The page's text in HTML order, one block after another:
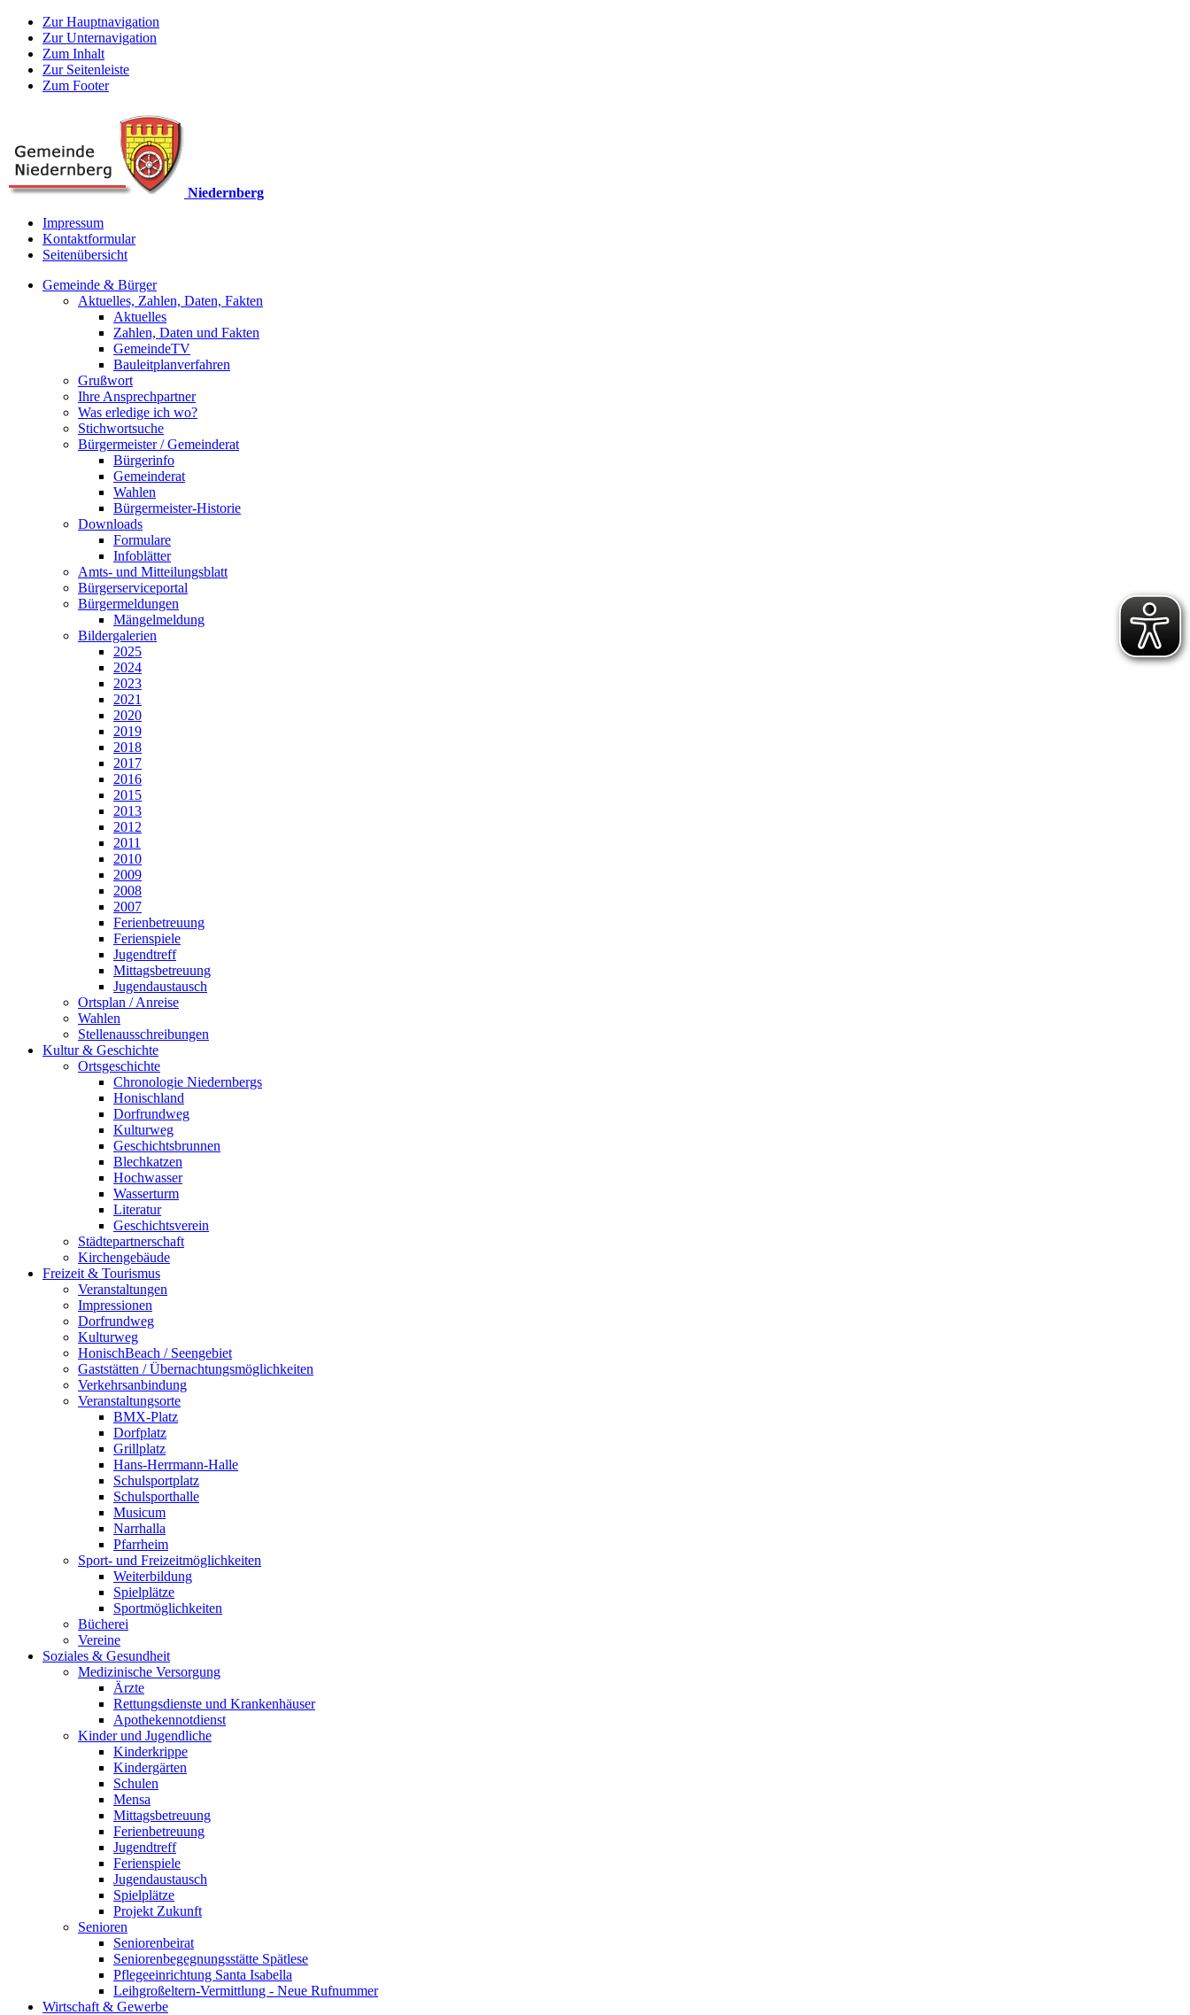
Zur Hauptnavigation
Zur Unternavigation
Zum Inhalt
Zur Seitenleiste
Zum Footer
Niedernberg
Impressum
Kontaktformular
Seitenübersicht
Gemeinde & Bürger
Aktuelles, Zahlen, Daten, Fakten
Aktuelles
Zahlen, Daten und Fakten
GemeindeTV
Bauleitplanverfahren
Grußwort
Ihre Ansprechpartner
Was erledige ich wo?
Stichwortsuche
Bürgermeister / Gemeinderat
Bürgerinfo
Gemeinderat
Wahlen
Bürgermeister-Historie
Downloads
Formulare
Infoblätter
Amts- und Mitteilungsblatt
Bürgerserviceportal
Bürgermeldungen
Mängelmeldung
Bildergalerien
2025
2024
2023
2021
2020
2019
2018
2017
2016
2015
2013
2012
2011
2010
2009
2008
2007
Ferienbetreuung
Ferienspiele
Jugendtreff
Mittagsbetreuung
Jugendaustausch
Ortsplan / Anreise
Wahlen
Stellenausschreibungen
Kultur & Geschichte
Ortsgeschichte
Chronologie Niedernbergs
Honischland
Dorfrundweg
Kulturweg
Geschichtsbrunnen
Blechkatzen
Hochwasser
Wasserturm
Literatur
Geschichtsverein
Städtepartnerschaft
Kirchengebäude
Freizeit & Tourismus
Veranstaltungen
Impressionen
Dorfrundweg
Kulturweg
HonischBeach / Seengebiet
Gaststätten / Übernachtungsmöglichkeiten
Verkehrsanbindung
Veranstaltungsorte
BMX-Platz
Dorfplatz
Grillplatz
Hans-Herrmann-Halle
Schulsportplatz
Schulsporthalle
Musicum
Narrhalla
Pfarrheim
Sport- und Freizeitmöglichkeiten
Weiterbildung
Spielplätze
Sportmöglichkeiten
Bücherei
Vereine
Soziales & Gesundheit
Medizinische Versorgung
Ärzte
Rettungsdienste und Krankenhäuser
Apothekennotdienst
Kinder und Jugendliche
Kinderkrippe
Kindergärten
Schulen
Mensa
Mittagsbetreuung
Ferienbetreuung
Jugendtreff
Ferienspiele
Jugendaustausch
Spielplätze
Projekt Zukunft
Senioren
Seniorenbeirat
Seniorenbegegnungsstätte Spätlese
Pflegeeinrichtung Santa Isabella
Leihgroßeltern-Vermittlung - Neue Rufnummer
Wirtschaft & Gewerbe